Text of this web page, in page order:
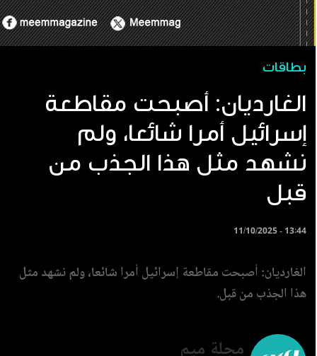
بطاقات
الغارديان: أصبحت مقاطعة
إسرائيل أمرا شائعا، ولم
نشهد مثل هذا الجذب من
قبل
11/10/2025 - 13:44
الغارديان: أصبحت مقاطعة إسرائيل أمرا شائعا، ولم نشهد مثل
هذا الجذب من قبل.